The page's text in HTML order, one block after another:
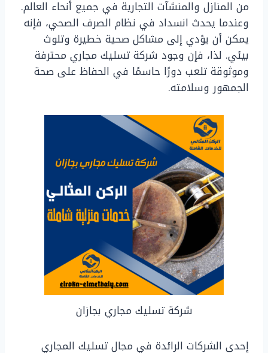
من المنازل والمنشآت التجارية في جميع أنحاء العالم.
وعندما يحدث انسداد في نظام الصرف الصحي، فإنه
يمكن أن يؤدي إلى مشاكل صحية خطيرة وتلوث
بيئي. لذا، فإن وجود شركة تسليك مجاري محترفة
وموثوقة تلعب دورًا حاسمًا في الحفاظ على صحة
الجمهور وسلامته.
شركة تسليك مجاري بجازان
إحدى الشركات الرائدة في مجال تسليك المجاري